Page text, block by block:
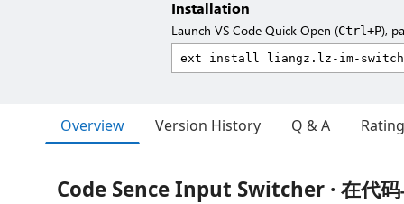
Installation
Launch VS Code Quick Open (Ctrl+P),
Overview Version History Q & A
Code Sence Input Switcher · 在代码